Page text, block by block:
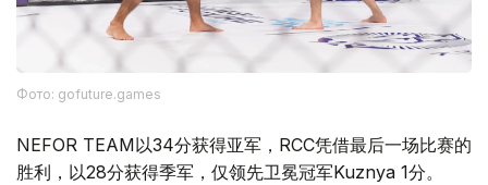
Фото: gofuture.games
NEFOR TEAM以34分获得亚军，RCC凭借最后一场比赛的
胜利，以28分获得季军，仅领先卫冕冠军Kuznya 1分。